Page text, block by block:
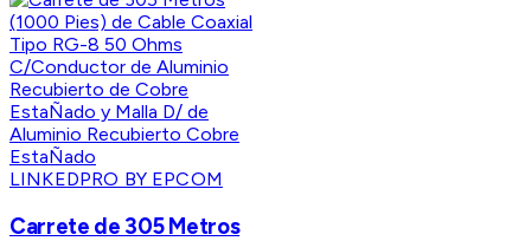
LINKEDPRO BY EPCOM
Carrete de 305 Metros